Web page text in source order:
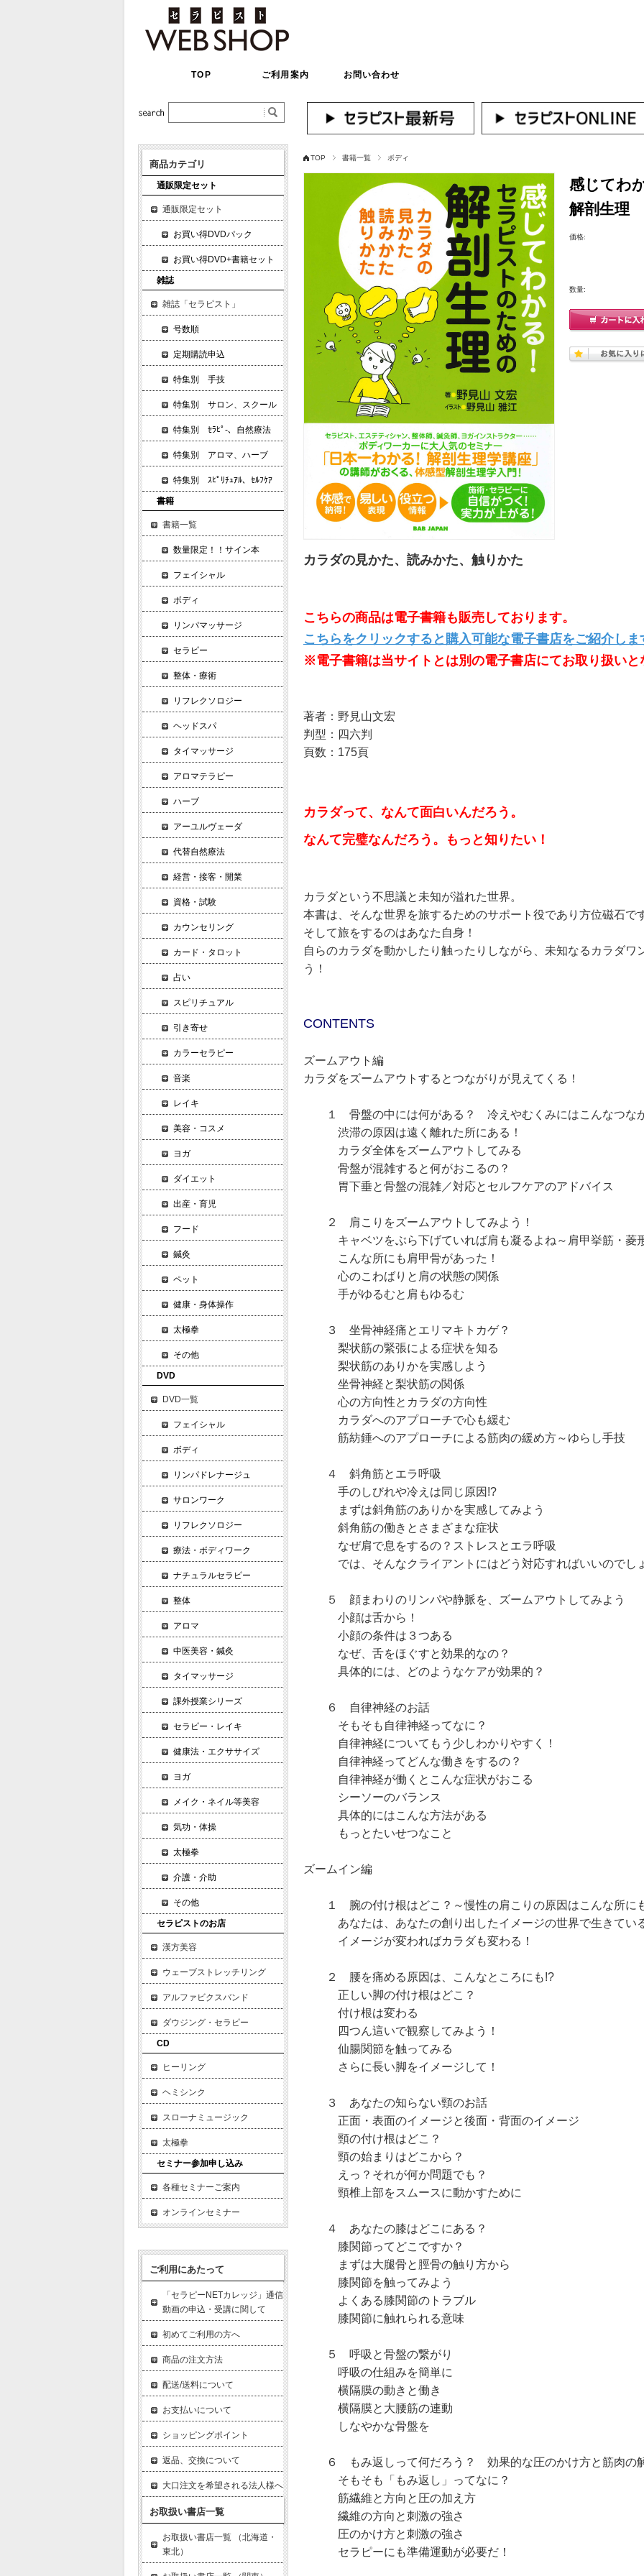
TOP ご利用案内 お問い合わせ
TOP 書籍一覧 ボディ
感じてわ
解剖生理
価格:
数量:
カラダの見かた、読みかた、触りかた
こちらの商品は電子書籍も販売しております。
こちらをクリックすると購入可能な電子書店をご紹介しま
※電子書籍は当サイトとは別の電子書店にてお取り扱いと
著者：野見山文宏
判型：四六判
頁数：175頁
カラダって、なんて面白いんだろう。
なんて完璧なんだろう。もっと知りたい！
カラダという不思議と未知が溢れた世界。
本書は、そんな世界を旅するためのサポート役であり方位磁石で
そして旅をするのはあなた自身！
自らのカラダを動かしたり触ったりしながら、未知なるカラダワ
う！
CONTENTS
ズームアウト編
カラダをズームアウトするとつながりが見えてくる！
１ 骨盤の中には何がある？ 冷えやむくみにはこんなつな
渋滞の原因は遠く離れた所にある！
カラダ全体をズームアウトしてみる
骨盤が混雑すると何がおこるの？
胃下垂と骨盤の混雑／対応とセルフケアのアドバイス
２ 肩こりをズームアウトしてみよう！
キャベツをぶら下げていれば肩も凝るよね～肩甲挙筋・菱
こんな所にも肩甲骨があった！
心のこわばりと肩の状態の関係
手がゆるむと肩もゆるむ
３ 坐骨神経痛とエリマキトカゲ？
梨状筋の緊張による症状を知る
梨状筋のありかを実感しよう
坐骨神経と梨状筋の関係
心の方向性とカラダの方向性
カラダへのアプローチで心も緩む
筋紡錘へのアプローチによる筋肉の緩め方～ゆらし手技
４ 斜角筋とエラ呼吸
手のしびれや冷えは同じ原因!?
まずは斜角筋のありかを実感してみよう
斜角筋の働きとさまざまな症状
なぜ肩で息をするの？ストレスとエラ呼吸
では、そんなクライアントにはどう対応すればいいのでし
５ 顔まわりのリンパや静脈を、ズームアウトしてみよう
小顔は舌から！
小顔の条件は３つある
なぜ、舌をほぐすと効果的なの？
具体的には、どのようなケアが効果的？
６ 自律神経のお話
そもそも自律神経ってなに？
自律神経についてもう少しわかりやすく！
自律神経ってどんな働きをするの？
自律神経が働くとこんな症状がおこる
シーソーのバランス
具体的にはこんな方法がある
もっとたいせつなこと
ズームイン編
１ 腕の付け根はどこ？～慢性の肩こりの原因はこんな所に
あなたは、あなたの創り出したイメージの世界で生きてい
イメージが変わればカラダも変わる！
２ 腰を痛める原因は、こんなところにも!?
正しい脚の付け根はどこ？
付け根は変わる
四つん這いで観察してみよう！
仙腸関節を触ってみる
さらに長い脚をイメージして！
３ あなたの知らない頸のお話
正面・表面のイメージと後面・背面のイメージ
頸の付け根はどこ？
頸の始まりはどこから？
えっ？それが何か問題でも？
頸椎上部をスムースに動かすために
４ あなたの膝はどこにある？
膝関節ってどこですか？
まずは大腿骨と脛骨の触り方から
膝関節を触ってみよう
よくある膝関節のトラブル
膝関節に触れられる意味
５ 呼吸と骨盤の繋がり
呼吸の仕組みを簡単に
横隔膜の動きと働き
横隔膜と大腰筋の連動
しなやかな骨盤を
６ もみ返しって何だろう？ 効果的な圧のかけ方と筋肉の
そもそも「もみ返し」ってなに？
筋繊維と方向と圧の加え方
繊維の方向と刺激の強さ
圧のかけ方と刺激の強さ
セラピーにも準備運動が必要だ！
商品カテゴリ
通販限定セット
通販限定セット
お買い得DVDパック
お買い得DVD+書籍セット
雑誌
雑誌「セラピスト」
号数順
定期購読申込
特集別 手技
特集別 サロン、スクール
特集別 ｾﾗﾋﾟ-、自然療法
特集別 アロマ、ハーブ
特集別 ｽﾋﾟﾘﾁｭｱﾙ、ｾﾙﾌｹｱ
書籍
書籍一覧
数量限定！！サイン本
フェイシャル
ボディ
リンパマッサージ
セラピー
整体・療術
リフレクソロジー
ヘッドスパ
タイマッサージ
アロマテラピー
ハーブ
アーユルヴェーダ
代替自然療法
経営・接客・開業
資格・試験
カウンセリング
カード・タロット
占い
スピリチュアル
引き寄せ
カラーセラピー
音楽
レイキ
美容・コスメ
ヨガ
ダイエット
出産・育児
フード
鍼灸
ペット
健康・身体操作
太極拳
その他
DVD
DVD一覧
フェイシャル
ボディ
リンパドレナージュ
サロンワーク
リフレクソロジー
療法・ボディワーク
ナチュラルセラピー
整体
アロマ
中医美容・鍼灸
タイマッサージ
課外授業シリーズ
セラピー・レイキ
健康法・エクササイズ
ヨガ
メイク・ネイル等美容
気功・体操
太極拳
介護・介助
その他
セラピストのお店
漢方美容
ウェーブストレッチリング
アルファビクスバンド
ダウジング・セラピー
CD
ヒーリング
ヘミシンク
スローナミュージック
太極拳
セミナー参加申し込み
各種セミナーご案内
オンラインセミナー
ご利用にあたって
「セラピーNETカレッジ」通信
動画の申込・受講に関して
初めてご利用の方へ
商品の注文方法
配送/送料について
お支払いについて
ショッピングポイント
返品、交換について
大口注文を希望される法人様へ
お取扱い書店一覧
お取扱い書店一覧 （北海道・
東北）